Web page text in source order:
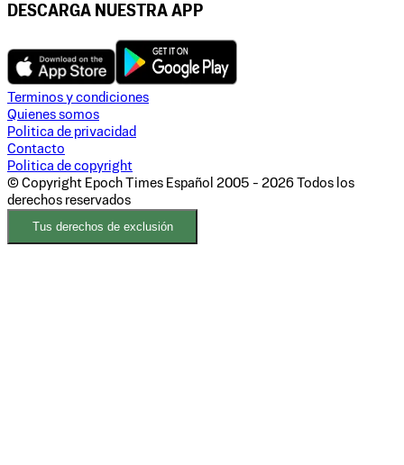
DESCARGA NUESTRA APP
Terminos y condiciones
Quienes somos
Politica de privacidad
Contacto
Politica de copyright
© Copyright Epoch Times Español 2005 - 2026 Todos los
derechos reservados
Tus derechos de exclusión